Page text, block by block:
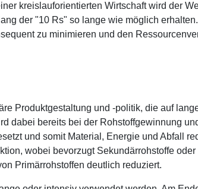
kreislauforientierten Wirtschaft wird der
der "10 Rs" so lange wie möglich
zu minimieren und den
Produktgestaltung und -politik, die auf
dabei bereits bei der Rohstoffgewinnung
und somit Material, Energie und Abfall
wobei bevorzugt Sekundärrohstoffe
Primärrohstoffen deutlich reduziert.